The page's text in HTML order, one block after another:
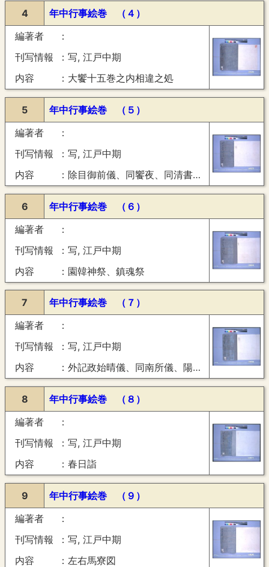
4
年中行事絵巻 （４）
編著者
刊写情報
写, 江戸中期
内容
大饗十五巻之内相違之処
5
年中行事絵巻 （５）
編著者
刊写情報
写, 江戸中期
内容
除目御前儀、同饗夜、同清書、外記庁儀
6
年中行事絵巻 （６）
編著者
刊写情報
写, 江戸中期
内容
園韓神祭、鎮魂祭
7
年中行事絵巻 （７）
編著者
刊写情報
写, 江戸中期
内容
外記政始晴儀、同南所儀、陽明門出立
8
年中行事絵巻 （８）
編著者
刊写情報
写, 江戸中期
内容
春日詣
9
年中行事絵巻 （９）
編著者
刊写情報
写, 江戸中期
内容
左右馬寮図